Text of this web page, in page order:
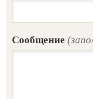
Сообщение